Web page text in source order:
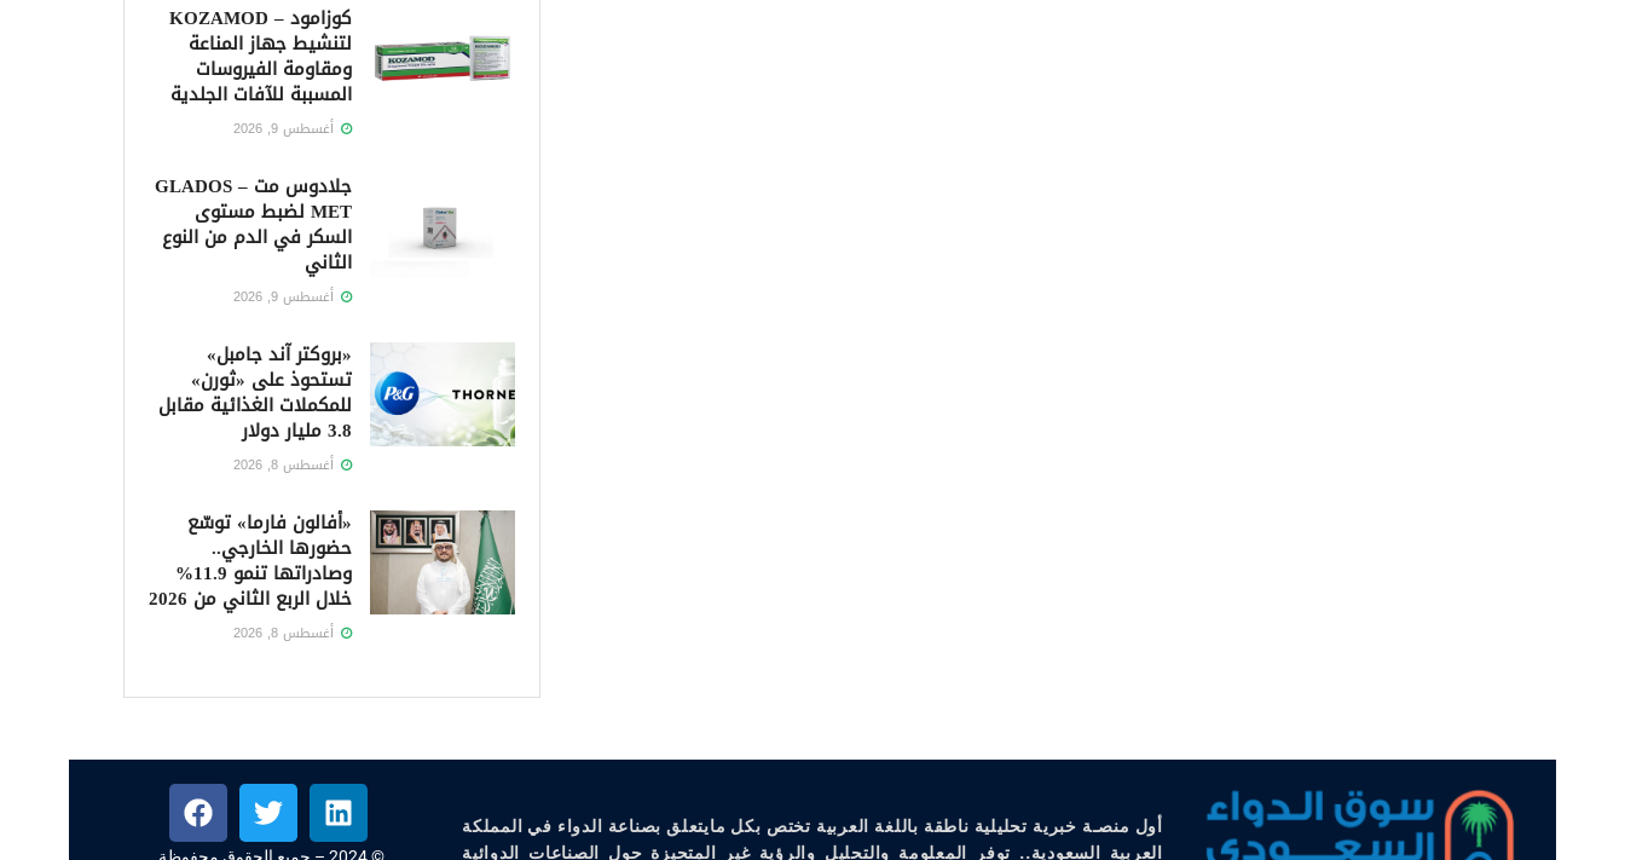
كوزامود – KOZAMOD
لتنشيط جهاز المناعة
ومقاومة الفيروسات
المسببة للآفات الجلدية
أغسطس 9, 2026
جلادوس مت – GLADOS
MET لضبط مستوى
السكر في الدم من النوع
الثاني
أغسطس 9, 2026
«بروكتر آند جامبل»
تستحوذ على «ثورن»
للمكملات الغذائية مقابل
3.8 مليار دولار
أغسطس 8, 2026
«أفالون فارما» توسّع
حضورها الخارجي..
وصادراتها تنمو 11.9%
خلال الربع الثاني من 2026
أغسطس 8, 2026
أول منصـة خبرية تحليلية ناطقة باللغة العربية تختص بكل مايتعلق بصناعة الدواء في المملكة
العربية السعودية.. توفر المعلومة والتحليل والرؤية غير المتحيزة حول الصناعات الدوائية